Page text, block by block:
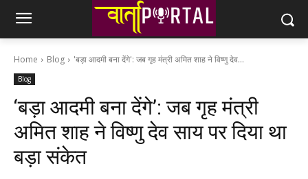
Home Blog 'बड़ा आदमी बना देंगे': जब गृह मंत्री अमित शाह ने विष्णु देव...
Blog
‘बड़ा आदमी बना देंगे’: जब गृह मंत्री
अमित शाह ने विष्णु देव साय पर दिया था
बड़ा संकेत